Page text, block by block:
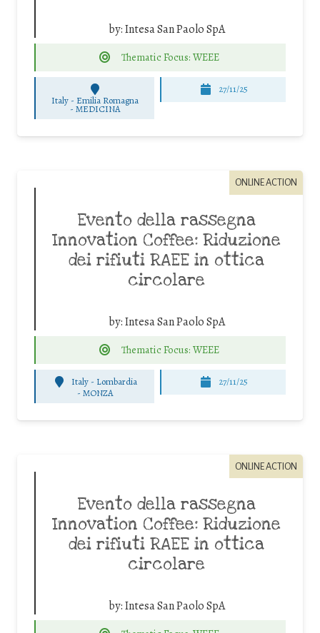
by:Intesa San Paolo SpA
Thematic Focus: WEEE
Italy - Emilia Romagna
- MEDICINA
27/11/25
ONLINE ACTION
Evento della rassegna
Innovation Coffee: Riduzione
dei rifiuti RAEE in ottica
circolare
by:Intesa San Paolo SpA
Thematic Focus: WEEE
Italy - Lombardia
- MONZA
27/11/25
ONLINE ACTION
Evento della rassegna
Innovation Coffee: Riduzione
dei rifiuti RAEE in ottica
circolare
by:Intesa San Paolo SpA